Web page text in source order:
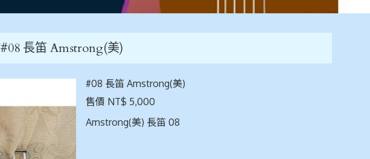
#08 長笛 Amstrong(美)
#08 長笛 Amstrong(美)
售價 NT$ 5,000
Amstrong(美) 長笛 08